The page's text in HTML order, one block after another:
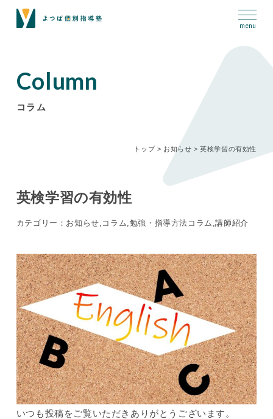
Column
コラム
トップ> お知らせ >英検学習の有効性
英検学習の有効性
カテゴリー：お知らせ,コラム,勉強・指導方法コラム,講師紹介
いつも投稿をご覧いただきありがとうございます。